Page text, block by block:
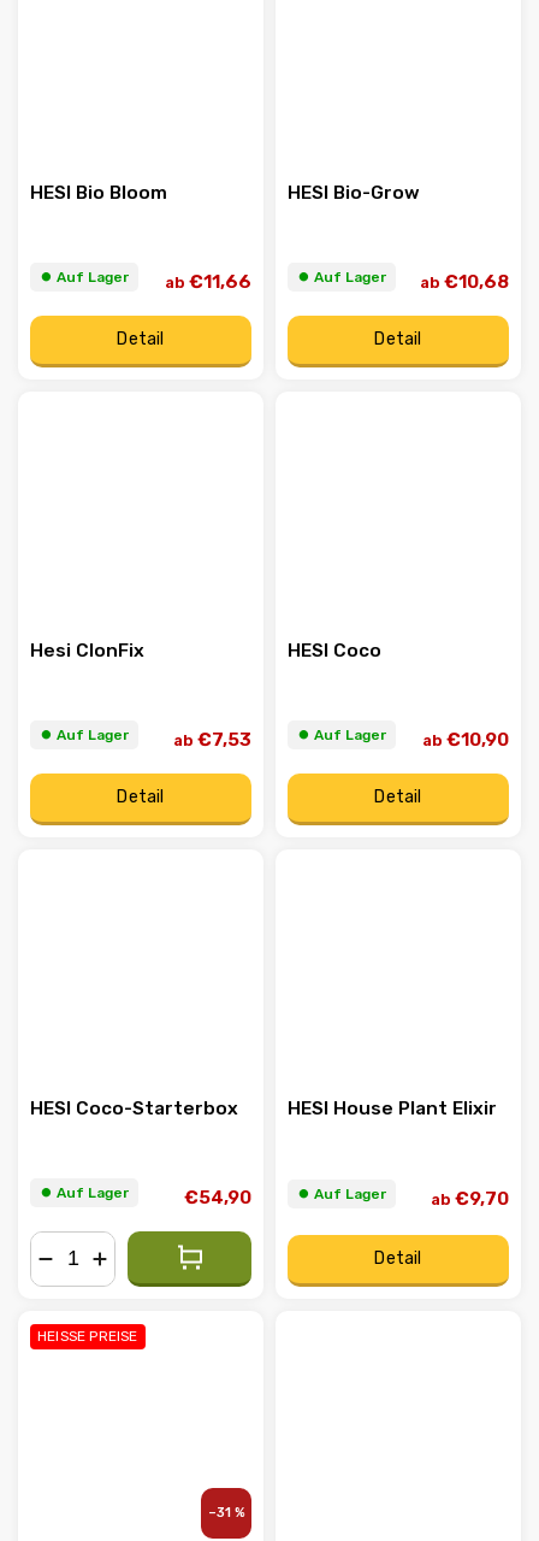
HESI Bio Bloom
⏺︎ Auf Lager ab €11,66
Detail
HESI Bio-Grow
⏺︎ Auf Lager ab €10,68
Detail
Hesi ClonFix
⏺︎ Auf Lager ab €7,53
Detail
HESI Coco
⏺︎ Auf Lager ab €10,90
Detail
HESI Coco-Starterbox
⏺︎ Auf Lager €54,90
HESI House Plant Elixir
⏺︎ Auf Lager ab €9,70
Detail
HEISSE PREISE
–31 %